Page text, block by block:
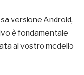
versione Android,
è fondamentale
al vostro modello